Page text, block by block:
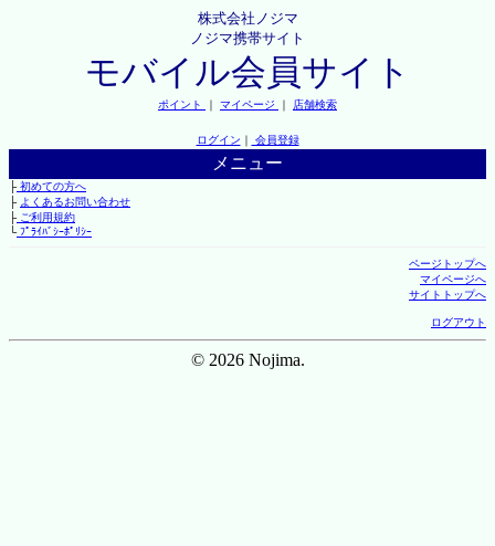
株式会社ノジマ
ノジマ携帯サイト
モバイル会員サイト
ポイント ｜ マイページ ｜ 店舗検索
ログイン ｜ 会員登録
メニュー
├初めての方へ
├ よくあるお問い合わせ
├ご利用規約
└ﾌﾟﾗｲﾊﾞｼｰﾎﾟﾘｼｰ
ページトップへ
マイページへ
サイトトップへ
ログアウト
© 2026 Nojima.